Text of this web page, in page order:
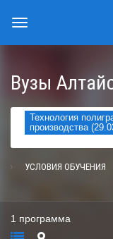
Вузы
Технология
производства
УСЛОВИЯ ОБУЧЕНИЯ
1 программа